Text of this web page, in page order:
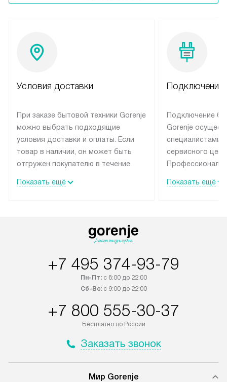
Условия доставки
При заказе бытовой техники Gorenje
можно выбрать подходящие
условия доставки и оплаты. Если
товар в наличии, он может быть
отгружен покупателю в течение
лейблом доставляется бесплатно
Возможна доставка товаров по
Показать ещё
Подключение
Подключение
Gorenje
специалистами
сервисного
эксплуатации
Показать ещё
+7 495 374-93-79
Пн-Пт:с 8:00 до 22:00
Сб-Вс:с 9:00 до 22:00
+7 800 555-30-37
Бесплатно по России
Заказать звонок
Мир Gorenje